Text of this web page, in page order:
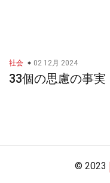
社会 02 12月 2024
33個の思慮の事実
© 2023